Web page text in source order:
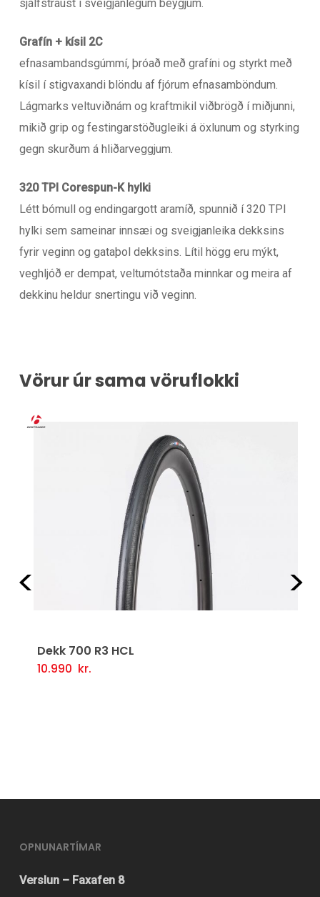
sjálfstraust í sveigjanlegum beygjum.
Grafín + kísil 2C
efnasambandsgúmmí, þróað með grafíni og styrkt með
kísil í stigvaxandi blöndu af fjórum efnasamböndum.
Lágmarks veltuviðnám og kraftmikil viðbrögð í miðjunni,
mikið grip og festingarstöðugleiki á öxlunum og styrking
gegn skurðum á hliðarveggjum.
320 TPI Corespun-K hylki
Létt bómull og endingargott aramíð, spunnið í 320 TPI
hylki sem sameinar innsæi og sveigjanleika dekksins
fyrir veginn og gataþol dekksins. Lítil högg eru mýkt,
veghljóð er dempat, veltumótstaða minnkar og meira af
dekkinu heldur snertingu við veginn.
Vörur úr sama vöruflokki
Dekk 700 R3 HCL
10.990 kr.
Valmöguleikarar
mörgum
OPNUNARTÍMAR
Verslun – Faxafen 8